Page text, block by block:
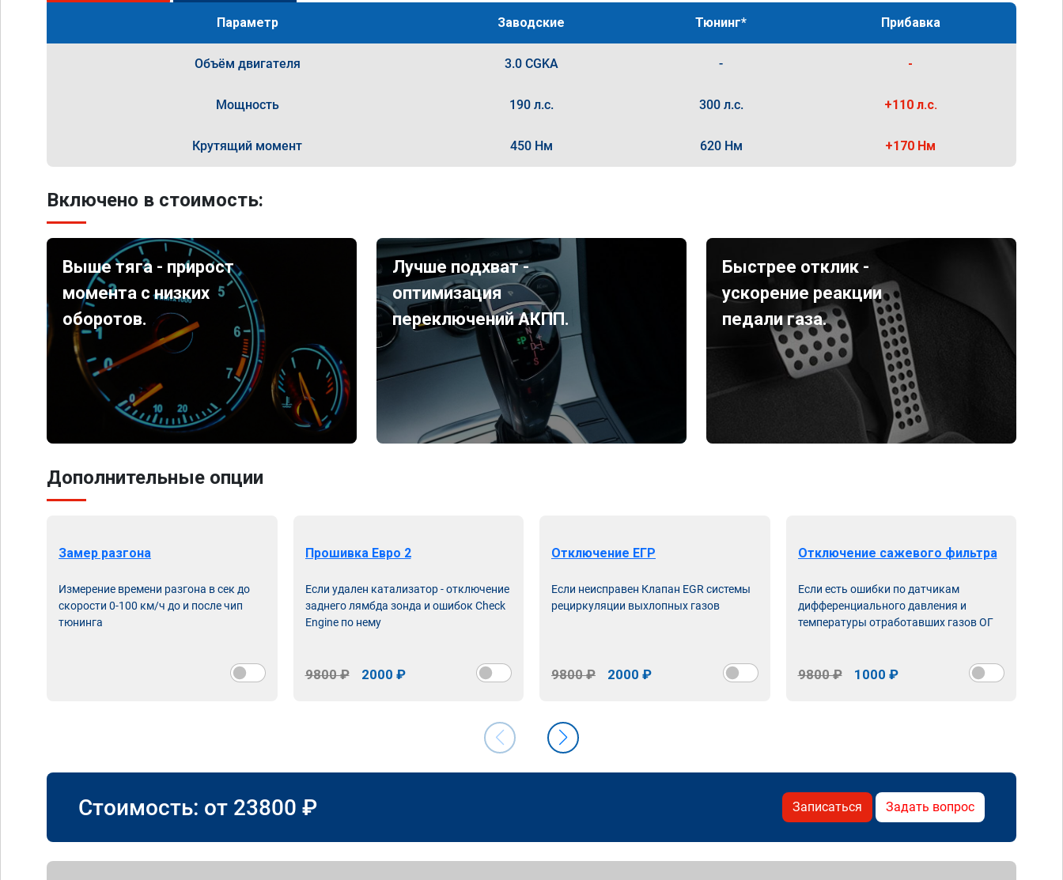
Параметр Заводские Тюнинг* Прибавка
Объём двигателя 3.0 CGKA - -
Мощность 190 л.с. 300 л.с. +110 л.с.
Крутящий момент 450 Нм 620 Нм +170 Нм
Включено в стоимость:
Выше тяга - прирост
момента с низких
оборотов.
Лучше подхват -
оптимизация
переключений АКПП.
Быстрее отклик -
ускорение реакции
педали газа.
Дополнительные опции
Замер разгона
Измерение времени разгона в сек до
скорости 0-100 км/ч до и после чип
тюнинга
Прошивка Евро 2
Если удален катализатор - отключение
заднего лямбда зонда и ошибок Check
Engine по нему
9800 ₽ 2000 ₽
Отключение ЕГР
Если неисправен Клапан EGR системы
рециркуляции выхлопных газов
9800 ₽ 2000 ₽
Отключение сажевого фильтра
Если есть ошибки по датчикам
дифференциального давления и
температуры отработавших газов ОГ
9800 ₽ 1000 ₽
Стоимость: от 23800 ₽ Записаться Задать вопрос